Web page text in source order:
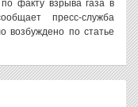
факту взрыва газа в
пресс-служба
возбуждено по статье